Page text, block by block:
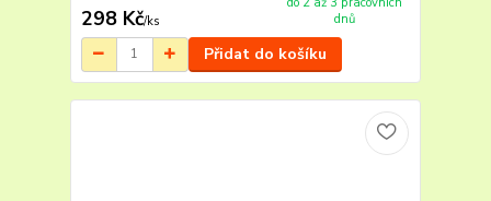
298 Kč/ks
dnů
Přidat do košíku